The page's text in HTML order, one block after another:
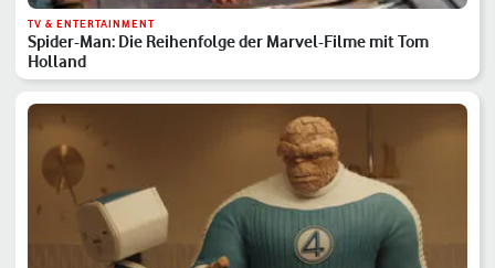
TV & ENTERTAINMENT
Spider-Man: Die Reihenfolge der Marvel-Filme mit Tom
Holland